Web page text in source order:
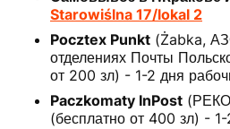
Starowiślna 17/lokal 2
Pocztex Punkt (Żabka,
отделениях Почты
от 200 зл) - 1-2 дня
Paczkomaty InPost
(бесплатно от 400 зл) -